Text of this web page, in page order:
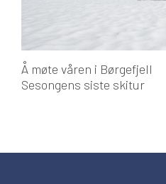
Å møte våren i Børgefjell
Sesongens siste skitur